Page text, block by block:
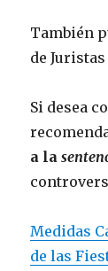
También
de
Si desea
a la
Medidas
de las